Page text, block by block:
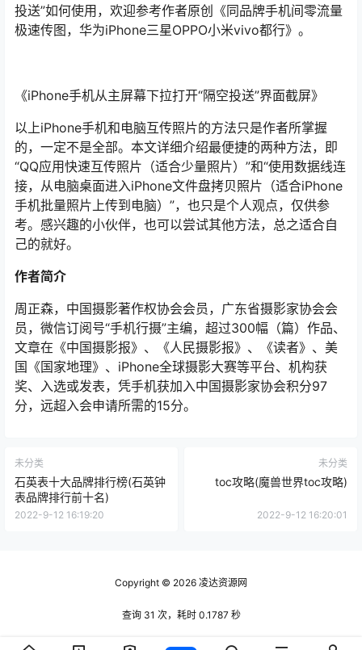
投送”如何使用，欢迎参考作者原创《同品牌手机间零流量
极速传图，华为iPhone三星OPPO小米vivo都行》。
《iPhone手机从主屏幕下拉打开“隔空投送”界面截屏》
以上iPhone手机和电脑互传照片的方法只是作者所掌握
的，一定不是全部。本文详细介绍最便捷的两种方法，即
“QQ应用快速互传照片（适合少量照片）”和“使用数据线连
接，从电脑桌面进入iPhone文件盘拷贝照片（适合iPhone
手机批量照片上传到电脑）”，也只是个人观点，仅供参
考。感兴趣的小伙伴，也可以尝试其他方法，总之适合自
己的就好。
作者简介
周正森，中国摄影著作权协会会员，广东省摄影家协会会
员，微信订阅号“手机行摄”主编，超过300幅（篇）作品、
文章在《中国摄影报》、《人民摄影报》、《读者》、美
国《国家地理》、iPhone全球摄影大赛等平台、机构获
奖、入选或发表，凭手机获加入中国摄影家协会积分97
分，远超入会申请所需的15分。
未分类
石英表十大品牌排行榜(石英钟
表品牌排行前十名)
2022-9-12 16:19:20
未分类
toc攻略(魔兽世界toc攻略)
2022-9-12 16:20:01
Copyright © 2026 凌达资源网
查询 31 次，耗时 0.1787 秒